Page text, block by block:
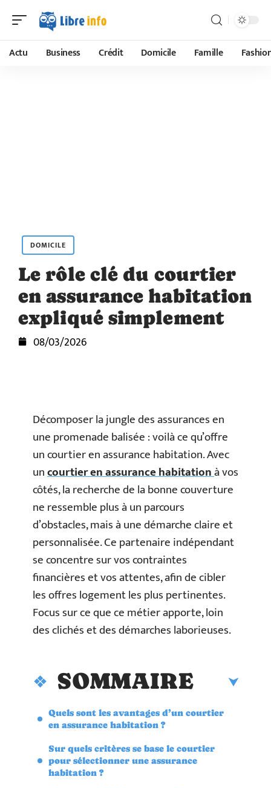
Actu Business Crédit Domicile Famille
DOMICILE
Le rôle clé du courtier
en assurance habitation
expliqué simplement
08/03/2026
Décomposer la jungle des assurances en
une promenade balisée : voilà ce qu’offre
un courtier en assurance habitation. Avec
uncourtier en assurance habitationà vos
côtés, la recherche de la bonne couverture
ne ressemble plus à un parcours
d’obstacles, mais à une démarche claire et
personnalisée. Ce partenaire indépendant
se concentre sur vos contraintes
financières et vos attentes, afin de cibler
les offres logement les plus pertinentes.
Focus sur ce que ce métier apporte, loin
des clichés et des démarches laborieuses.
SOMMAIRE
Quels sont les avantages d’un courtier
en assurance habitation ?
Sur quels critères se base le courtier
pour sélectionner une assurance
habitation ?